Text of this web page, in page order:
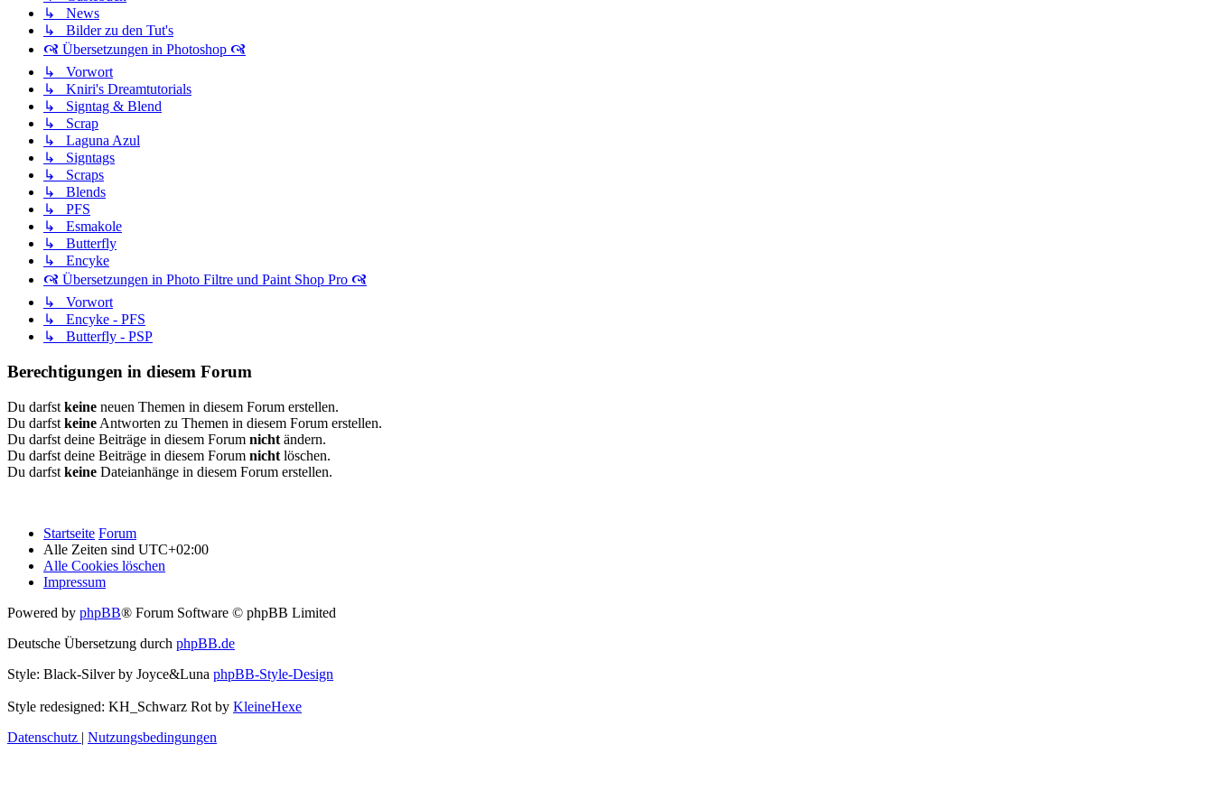
↳ News
↳ Bilder zu den Tut's
🙧 Übersetzungen in Photoshop 🙧
↳ Vorwort
↳ Kniri's Dreamtutorials
↳ Signtag & Blend
↳ Scrap
↳ Laguna Azul
↳ Signtags
↳ Scraps
↳ Blends
↳ PFS
↳ Esmakole
↳ Butterfly
↳ Encyke
🙧 Übersetzungen in Photo Filtre und Paint Shop Pro 🙧
↳ Vorwort
↳ Encyke - PFS
↳ Butterfly - PSP
Berechtigungen in diesem Forum
Du darfst keine neuen Themen in diesem Forum erstellen.
Du darfst keine Antworten zu Themen in diesem Forum erstellen.
Du darfst deine Beiträge in diesem Forum nicht ändern.
Du darfst deine Beiträge in diesem Forum nicht löschen.
Du darfst keine Dateianhänge in diesem Forum erstellen.
Startseite Forum
Alle Zeiten sind UTC+02:00
Alle Cookies löschen
Impressum
Powered by phpBB® Forum Software © phpBB Limited
Deutsche Übersetzung durch phpBB.de
Style: Black-Silver by Joyce&Luna phpBB-Style-Design
Style redesigned: KH_Schwarz Rot by KleineHexe
Datenschutz | Nutzungsbedingungen